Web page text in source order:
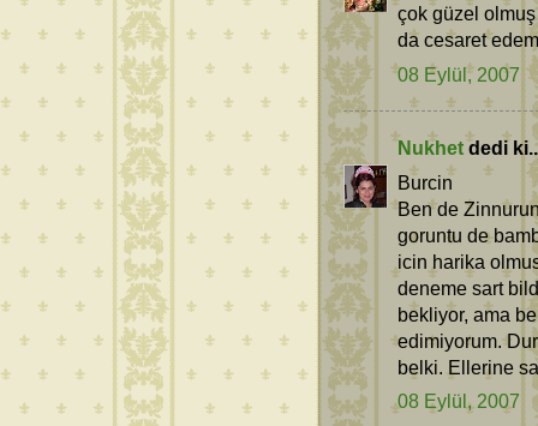
çok güzel
da cesaret
08 Eylül, 2007
Nukhetdedi
Burcin
Ben de
goruntu de
icin harika
deneme sart
bekliyor, ama
edimiyorum.
belki. Ellerine
08 Eylül, 2007